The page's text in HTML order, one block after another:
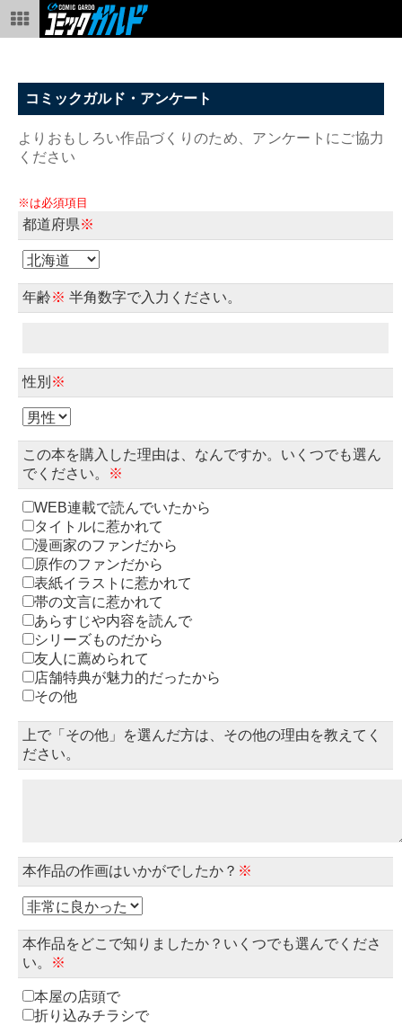
コミックガルド・アンケート
よりおもしろい作品づくりのため、アンケートにご協力
ください
※は必須項目
都道府県※
年齢※ 半角数字で入力ください。
性別 ※
この本を購入した理由は、なんですか。いくつでも選ん
でください。
※
WEB連載で読んでいたから
タイトルに惹かれて
漫画家のファンだから
原作のファンだから
表紙イラストに惹かれて
帯の文言に惹かれて
あらすじや内容を読んで
シリーズものだから
友人に薦められて
店舗特典が魅力的だったから
その他
上で「その他」を選んだ方は、その他の理由を教えてく
ださい。
本作品の作画はいかがでしたか？ ※
本作品をどこで知りましたか？いくつでも選んでくださ
い。
※
本屋の店頭で
折り込みチラシで